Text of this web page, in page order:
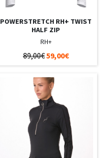
POWERSTRETCH RH+ TWIST
HALF ZIP
RH+
89,00€59,00€